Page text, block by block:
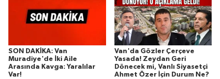
SON DAKİKA: Van
Muradiye'de İki Aile
Arasında Kavga: Yaralılar
Var!
Van'da Gözler Çerçeve
Yasada! Zeydan Geri
Dönecek mi, Vanlı Siyasetçi
Ahmet Özer İçin Durum Ne?